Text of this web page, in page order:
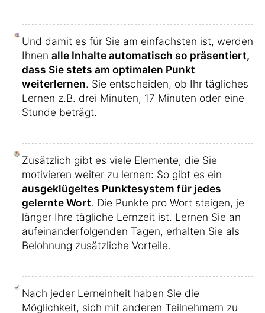
Und damit es für Sie am einfachsten ist, werden
Ihnen alle Inhalte automatisch so präsentiert,
dass Sie stets am optimalen Punkt
weiterlernen. Sie entscheiden, ob Ihr tägliches
Lernen z.B. drei Minuten, 17 Minuten oder eine
Stunde beträgt.
Zusätzlich gibt es viele Elemente, die Sie
motivieren weiter zu lernen: So gibt es ein
ausgeklügeltes Punktesystem für jedes
gelernte Wort. Die Punkte pro Wort steigen, je
länger Ihre tägliche Lernzeit ist. Lernen Sie an
aufeinanderfolgenden Tagen, erhalten Sie als
Belohnung zusätzliche Vorteile.
Nach jeder Lerneinheit haben Sie die
Möglichkeit, sich mit anderen Teilnehmern zu